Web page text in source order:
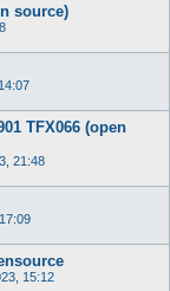
source)
TFX066 (open
21:48
15:12